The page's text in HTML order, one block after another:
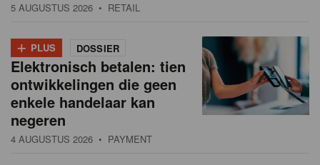
5 AUGUSTUS 2026 • RETAIL
+ PLUS DOSSIER
Elektronisch betalen: tien
ontwikkelingen die geen
enkele handelaar kan
negeren
4 AUGUSTUS 2026 • PAYMENT